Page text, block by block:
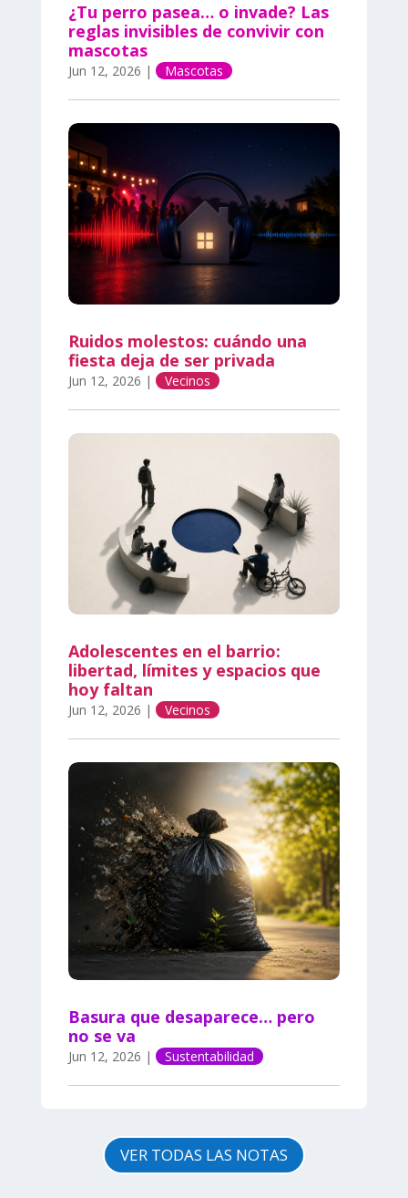
¿Tu perro pasea… o invade? Las
reglas invisibles de convivir con
mascotas
Jun 12, 2026 | Mascotas
Ruidos molestos: cuándo una
fiesta deja de ser privada
Jun 12, 2026 | Vecinos
Adolescentes en el barrio:
libertad, límites y espacios que
hoy faltan
Jun 12, 2026 | Vecinos
Basura que desaparece… pero
no se va
Jun 12, 2026 | Sustentabilidad
VER TODAS LAS NOTAS